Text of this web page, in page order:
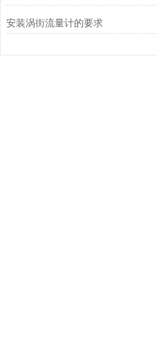
安装涡街流量计的要求